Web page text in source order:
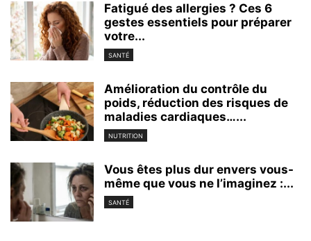
Fatigué des allergies ? Ces 6
gestes essentiels pour préparer
votre...
SANTÉ
Amélioration du contrôle du
poids, réduction des risques de
maladies cardiaques…...
NUTRITION
Vous êtes plus dur envers vous-
même que vous ne l’imaginez :...
SANTÉ